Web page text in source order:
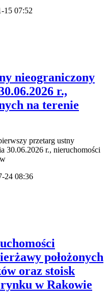
15 07:52
nieograniczony
r.,
na terenie
przetarg ustny
30.06.2026 r., nieruchomości
24 08:36
położonych
oraz stoisk
w Rakowie